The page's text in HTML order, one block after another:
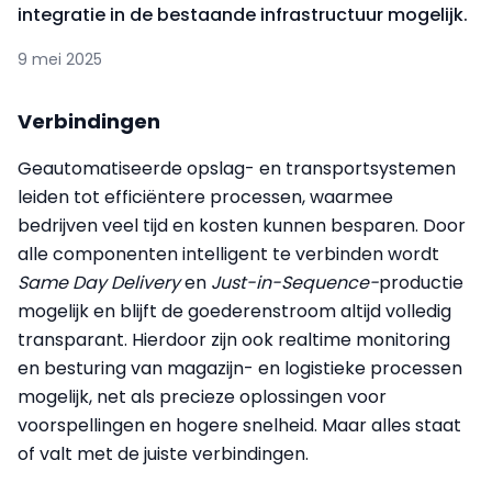
integratie in de bestaande infrastructuur mogelijk.
9 mei 2025
Verbindingen
Geautomatiseerde opslag- en transportsystemen
leiden tot efficiëntere processen, waarmee
bedrijven veel tijd en kosten kunnen besparen. Door
alle componenten intelligent te verbinden wordt
Same Day Deliveryen Just-in-Sequence-productie
mogelijk en blijft de goederenstroom altijd volledig
transparant. Hierdoor zijn ook realtime monitoring
en besturing van magazijn- en logistieke processen
mogelijk, net als precieze oplossingen voor
voorspellingen en hogere snelheid. Maar alles staat
of valt met de juiste verbindingen.